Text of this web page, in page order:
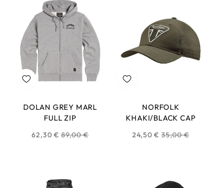
DOLAN GREY MARL
FULL ZIP
62,30 € Prix
89,00 €
NORFOLK
KHAKI/BLACK CAP
24,50 € Prix
35,00 €